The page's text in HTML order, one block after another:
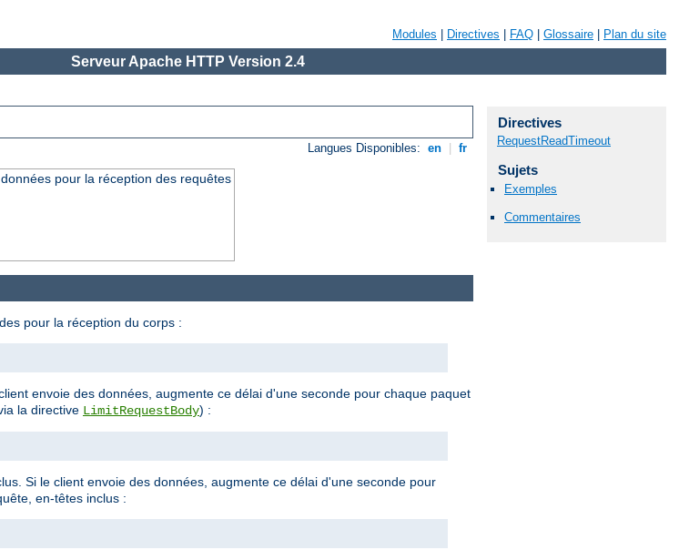
Modules Directives FAQ Glossaire Plan du site
Serveur Apache HTTP Version 2.4
Langues Disponibles: en fr
pour la réception des requêtes
Directives
RequestReadTimeout
Sujets
Exemples
Commentaires
pour la réception du corps :
envoie des données, augmente ce délai d'une seconde pour chaque paquet
la directive LimitRequestBody) :
Si le client envoie des données, augmente ce délai d'une seconde pour
en-têtes inclus :